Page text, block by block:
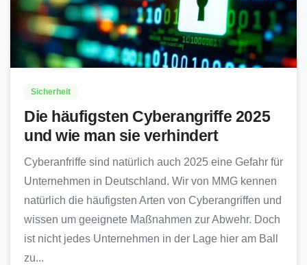
Sicherheit
Die häufigsten Cyberangriffe 2025
und wie man sie verhindert
Cyberanfriffe sind natürlich auch 2025 eine Gefahr für
Unternehmen in Deutschland. Wir von MMG kennen
natürlich die häufigsten Arten von Cyberangriffen und
wissen um geeignete Maßnahmen zur Abwehr. Doch
ist nicht jedes Unternehmen in der Lage hier am Ball
zu...